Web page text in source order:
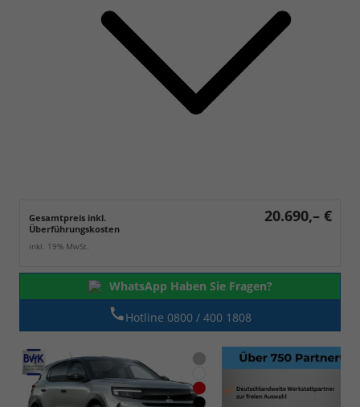
Gesamtpreis inkl.
Überführungskosten
20.690,– €
inkl. 19% MwSt.
WhatsApp Haben Sie Fragen?
Hotline 0800 / 400 1808